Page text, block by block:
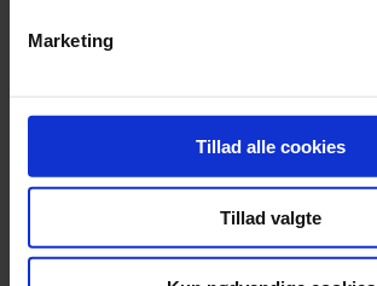
Marketing
Tillad alle cookies
Tillad valgte